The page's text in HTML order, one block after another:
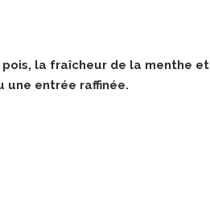
la fraîcheur de la menthe et
entrée raffinée.